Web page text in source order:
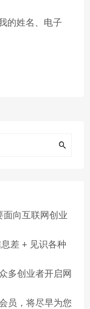
的姓名、电子
向互联网创业
差 + 见识各种
多创业者开启网
员，将尽早为您